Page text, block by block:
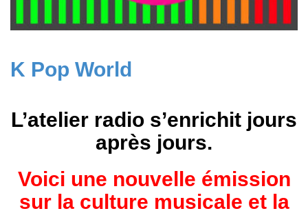
K Pop World
L’atelier radio s’enrichit jours
après jours.
Voici une nouvelle émission
sur la culture musicale et la